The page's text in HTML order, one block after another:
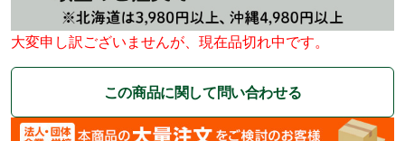
大変申し訳ございませんが、現在品切れ中です。
この商品に関して問い合わせる